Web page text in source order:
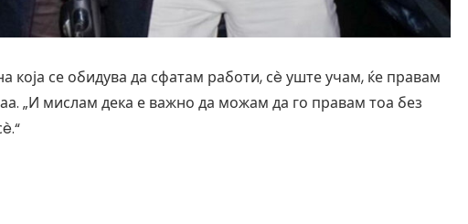
која се обидува да сфатам работи, сè уште учам, ќе правам
„И мислам дека е важно да можам да го правам тоа без